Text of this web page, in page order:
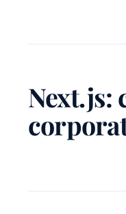
Next.js: